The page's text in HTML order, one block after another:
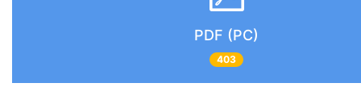
PDF (PC)
403